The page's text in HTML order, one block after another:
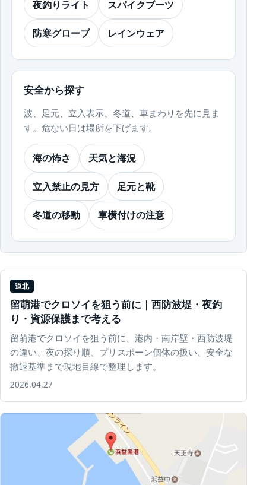
夜釣りライト スパイクブーツ
防寒グローブ レインウェア
安全から探す
波、足元、立入表示、冬道、車まわりを先に見ま
す。危ない日は場所を下げます。
海の怖さ 天気と海況
立入禁止の見方 足元と靴
冬道の移動 車横付けの注意
道北
留萌港でクロソイを狙う前に｜西防波堤・夜釣
り・資源保護まで考える
留萌港でクロソイを狙う前に、港内・南岸壁・西防波堤
の違い、夜の探り順、プリスポーン個体の扱い、安全な
撤退基準まで現地目線で整理します。
2026.04.27